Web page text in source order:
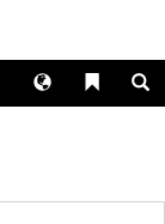
Liens
Langues